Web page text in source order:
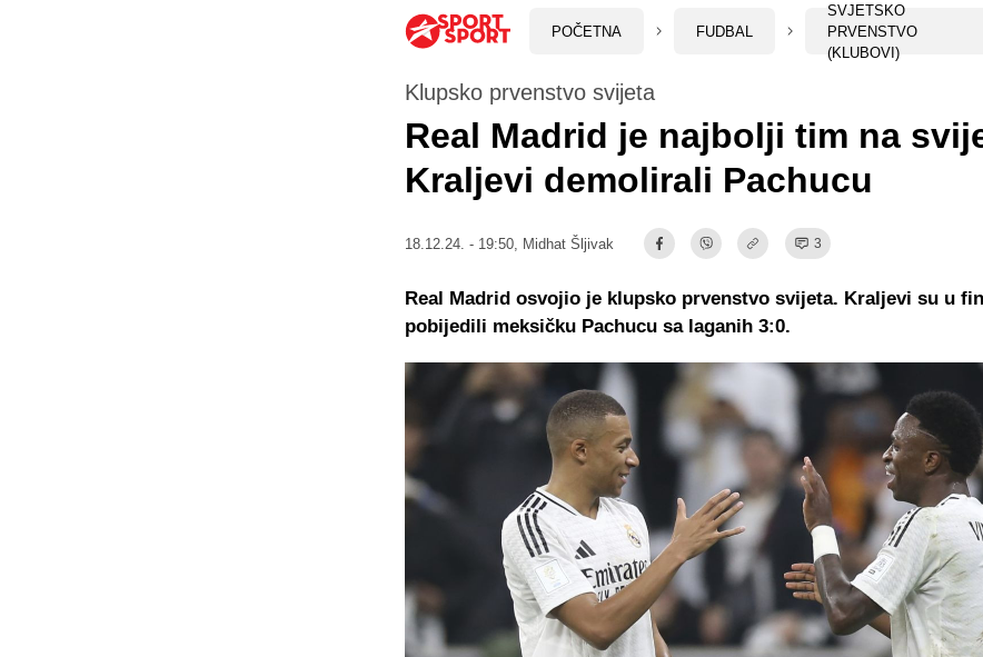
POČETNA FUDBAL
SVJETSKO
PRVENSTVO
(KLUBOVI)
Klupsko prvenstvo svijeta
Real Madrid je najbolji tim na
Kraljevi demolirali Pachucu
18.12.24. - 19:50, Midhat Šljivak 3
Real Madrid osvojio je klupsko prvenstvo svijeta. Kraljevi su u
pobijedili meksičku Pachucu sa laganih 3:0.